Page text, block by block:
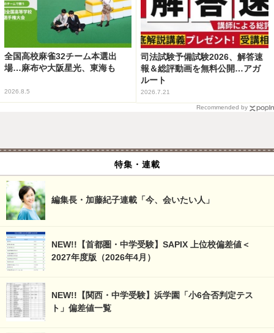
全国高校麻雀32チーム本選出
場…麻布や大阪星光、東海も
2026.8.5
司法試験予備試験2026、解答速
報＆総評動画を無料公開…アガ
ルート
2026.7.21
Recommended by
特集・連載
編集長・加藤紀子連載「今、会いたい人」
NEW!!【首都圏・中学受験】SAPIX 上位校偏差値＜
2027年度版（2026年4月）
NEW!!【関西・中学受験】浜学園「小6合否判定テス
ト」偏差値一覧